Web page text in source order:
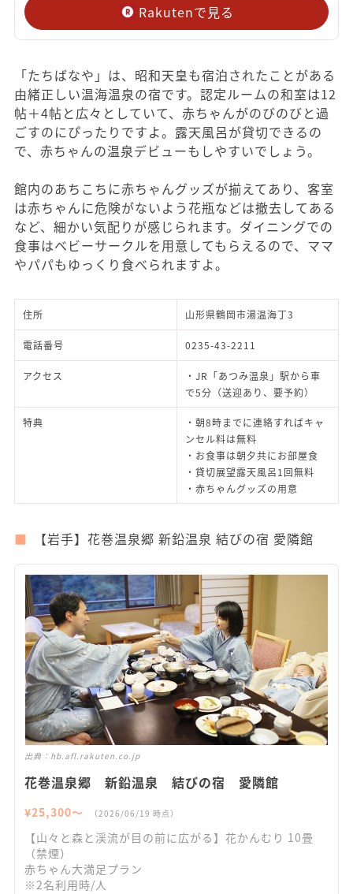
Rakutenで見る
「たちばなや」は、昭和天皇も宿泊されたことがある
由緒正しい温海温泉の宿です。認定ルームの和室は12
帖＋4帖と広々としていて、赤ちゃんがのびのびと過
ごすのにぴったりですよ。露天風呂が貸切できるの
で、赤ちゃんの温泉デビューもしやすいでしょう。
館内のあちこちに赤ちゃんグッズが揃えてあり、客室
は赤ちゃんに危険がないよう花瓶などは撤去してある
など、細かい気配りが感じられます。ダイニングでの
食事はベビーサークルを用意してもらえるので、ママ
やパパもゆっくり食べられますよ。
住所 山形県鶴岡市湯温海丁3
電話番号 0235-43-2211
アクセス
・JR「あつみ温泉」駅から車
で5分（送迎あり、要予約）
特典
・朝8時までに連絡すればキャ
ンセル料は無料
・お食事は朝夕共にお部屋食
・貸切展望露天風呂1回無料
・赤ちゃんグッズの用意
【岩手】花巻温泉郷 新鉛温泉 結びの宿 愛隣館
出典： hb.afl.rakuten.co.jp
花巻温泉郷 新鉛温泉 結びの宿 愛隣館
¥25,300〜 （2026/06/19 時点）
【山々と森と渓流が目の前に広がる】花かんむり 10畳
（禁煙）
赤ちゃん大満足プラン
※2名利用時/人